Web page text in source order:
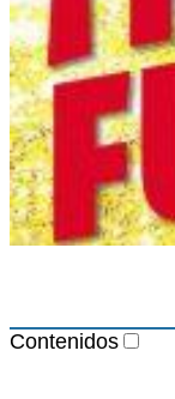
Contenidos